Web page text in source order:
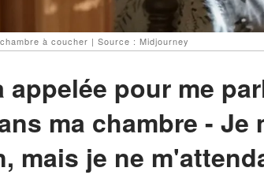
à coucher | Source : Midjourney
appelée pour me
ma chambre - Je
mais je ne